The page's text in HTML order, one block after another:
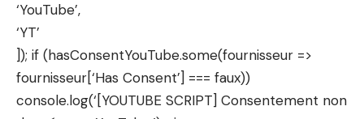
‘YouTube’,
‘YT’
]); if (hasConsentYouTube.some(fournisseur =>
fournisseur[‘Has Consent’] === faux))
console.log(‘[YOUTUBE SCRIPT] Consentement non